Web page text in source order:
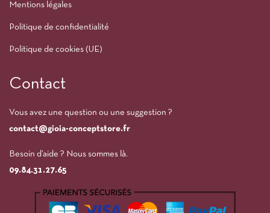
Mentions légales
Politique de confidentialité
Politique de cookies (UE)
Contact
Vous avez une question ou une suggestion ?
contact@gioia-conceptstore.fr
Besoin d’aide ? Nous sommes là.
09.84.31.27.65